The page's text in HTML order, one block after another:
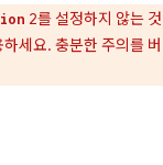
2를 설정하지 않는 것
세요. 충분한 주의를 버